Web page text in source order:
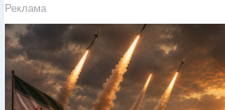
Реклама